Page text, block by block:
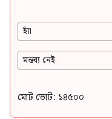
হ্যাঁ
মন্তব্য নেই
মোট ভোট: ১৪৫০০